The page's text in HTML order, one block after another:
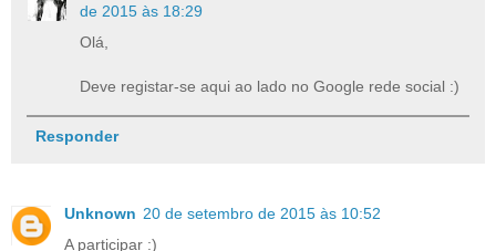
de 2015 às 18:29
Olá,
Deve registar-se aqui ao lado no Google rede social :)
Responder
Unknown 20 de setembro de 2015 às 10:52
A participar :)